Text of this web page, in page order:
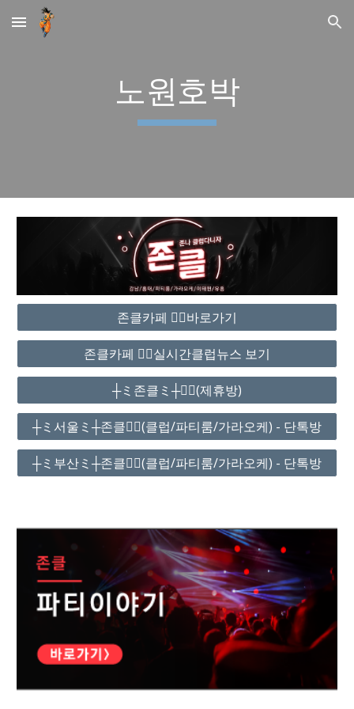
Skip to main content Skip to navigation
노원호박
존클카페 ❤️‍🔥바로가기
존클카페 ❤️‍🔥실시간클럽뉴스 보기
┼ミ존클ミ┼❤️‍🔥(제휴방)
┼ミ서울ミ┼존클❤️‍🔥(클럽/파티룸/가라오케) - 단톡방
┼ミ부산ミ┼존클❤️‍🔥(클럽/파티룸/가라오케) - 단톡방